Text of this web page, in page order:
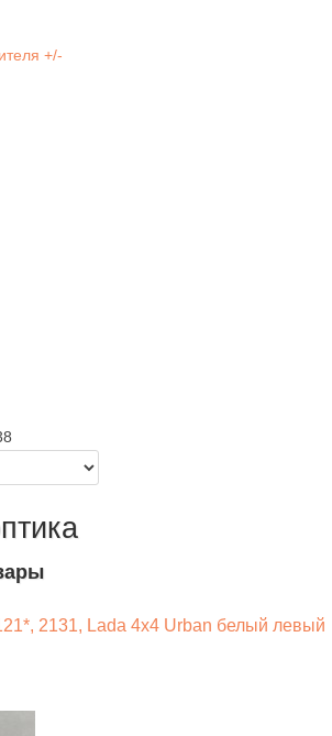
Название производителя +/-
2131, Lada 4х4 Urban белый левый